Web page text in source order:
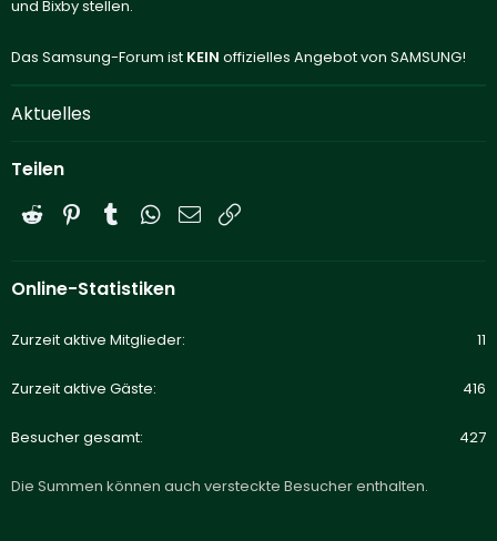
und Bixby stellen.
Das Samsung-Forum ist KEIN offizielles Angebot von SAMSUNG!
Aktuelles
Teilen
Reddit PinterestTumblrWhatsApp
E-Mail
Online-Statistiken
Zurzeit aktive Mitglieder 11
Zurzeit aktive Gäste 416
Besucher gesamt 427
Die Summen können auch versteckte Besucher enthalten.